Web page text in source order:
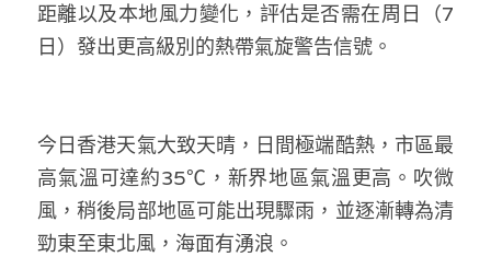
曾子晴 - 晴深直說
陳子遷律師專欄
羅浚軒專欄
距離以及本地風力變化，評估是否需在周日（7
日）發出更高級別的熱帶氣旋警告信號。
今日香港天氣大致天晴，日間極端酷熱，市區最
高氣溫可達約35℃，新界地區氣溫更高。吹微
風，稍後局部地區可能出現驟雨，並逐漸轉為清
勁東至東北風，海面有湧浪。